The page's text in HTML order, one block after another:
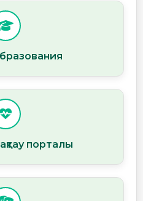
порталы